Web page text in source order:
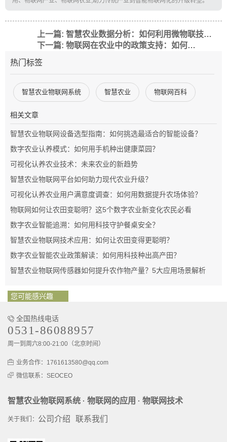
上一篇: 智慧农业数据分析：如何利用微物联技术提升农业效率
下一篇: 物联网在农业中的政策支持：如何通过智能技术提升农业效率
热门标签
智慧农业物联网系统 智慧农业 物联网百科
相关文章
智慧农业物联网设备选型指南：如何挑选最适合的智能设备？
数字农业认养模式：如何用手机种出健康菜园？
可视化认养农业技术：未来农业的新趋势
智慧农业物联网平台如何助力现代农业升级？
可视化认养农业用户满意度调查：如何用数据提升农场体验？
物联网如何让农田变聪明？这5个数字农业新变化农民必看
数字农业智能追溯：如何用科技守护餐桌安全？
智慧农业物联网技术应用：如何让农田变得更聪明？
数字农业智能农业政策解读：如何用科技种出高产田？
智慧农业物联网传感器如何提升农作物产量？5大应用场景解析
您可能感兴趣
全国热线电话
0531-86088957
周一到周六8:00-21:00（北京时间）
业务合作：1761613580@qq.com
微信联系：SEOCEO
智慧农业物联网系统 · 物联网的应用 · 物联网技术
关于我们： 公司介绍 联系我们